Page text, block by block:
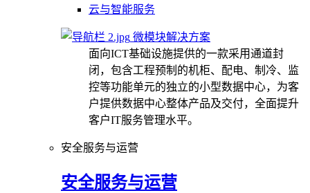
云与智能服务
微模块解决方案
面向ICT基础设施提供的一款采用通道封
闭，包含工程预制的机柜、配电、制冷、监
控等功能单元的独立的小型数据中心，为客
户提供数据中心整体产品及交付，全面提升
客户IT服务管理水平。
安全服务与运营
安全服务与运营